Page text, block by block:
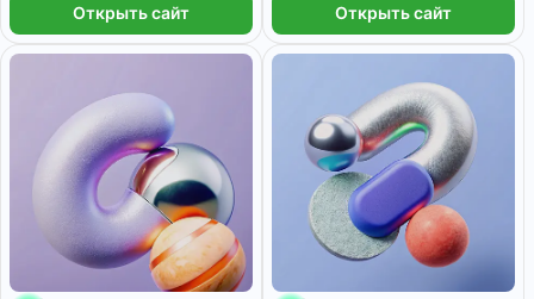
Открыть сайт Открыть сайт